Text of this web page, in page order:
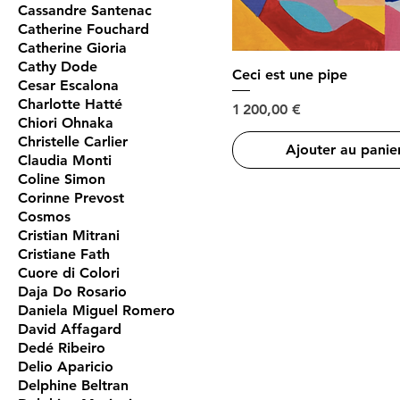
Cassandre Santenac
Catherine Fouchard
Catherine Gioria
Cathy Dode
Cesar Escalona
Charlotte Hatté
Chiori Ohnaka
Christelle Carlier
Claudia Monti
Coline Simon
Corinne Prevost
Cosmos
Cristian Mitrani
Cristiane Fath
Cuore di Colori
Daja Do Rosario
Daniela Miguel Romero
David Affagard
Dedé Ribeiro
Delio Aparicio
Delphine Beltran
Ceci est une pipe
Prix
1 200,00 €
Ajouter au